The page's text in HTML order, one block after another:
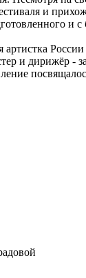
и
и
и дирижёр -